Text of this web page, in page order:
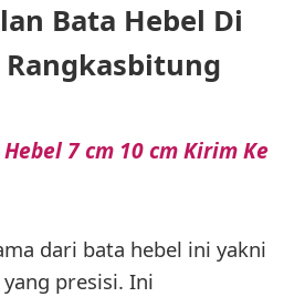
Bata Hebel Di
Rangkasbitung
7 cm 10 cm Kirim Ke
dari bata hebel ini yakni
presisi. Ini